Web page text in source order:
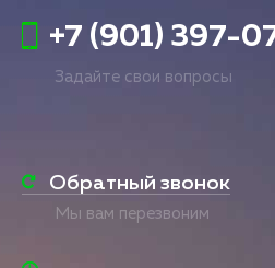
+7 (901) 397-
Задайте свои вопросы
Обратный звонок
Мы вам перезвоним